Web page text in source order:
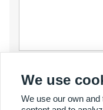
prezenta
We use
We use our own